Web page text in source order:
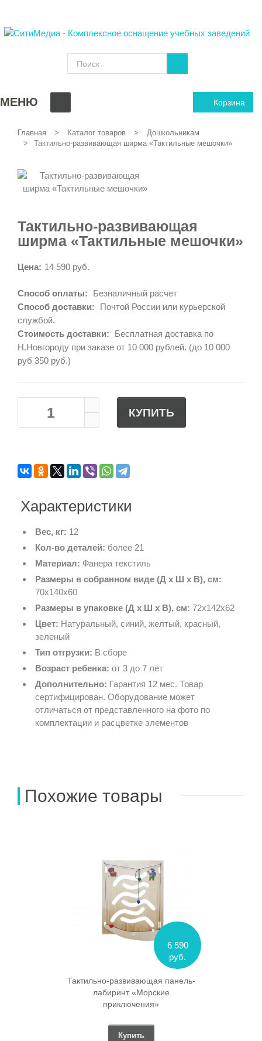
Корзина
МЕНЮ
Главная Каталог товаров
Дошкольникам
Тактильно-развивающая ширма «Тактильные мешочки»
Тактильно-развивающая
ширма «Тактильные мешочки»
Цена: 14 590 руб.
Способ оплаты:
Безналичный расчет
Способ доставки:
Почтой России или курьерской
службой.
Стоимость доставки:
Бесплатная доставка по
Н.Новгороду при заказе от 10 000 рублей. (до 10 000
руб 350 руб.)
КУПИТЬ
Характеристики
Вес, кг: 12
Кол-во деталей: более 21
Материал: Фанера текстиль
Размеры в собранном виде (Д х Ш х В), см:
70х140х60
Размеры в упаковке (Д х Ш х В), см: 72х142х62
Цвет: Натуральный, синий, желтый, красный,
зеленый
Тип отгрузки: В сборе
Возраст ребенка: от 3 до 7 лет
Дополнительно: Гарантия 12 мес. Товар
сертифицирован. Оборудование может
отличаться от представленного на фото по
комплектации и расцветке элементов
Похожие товары
6 590
руб.
Тактильно-развивающая панель-
лабиринт «Морские
приключения»
Купить